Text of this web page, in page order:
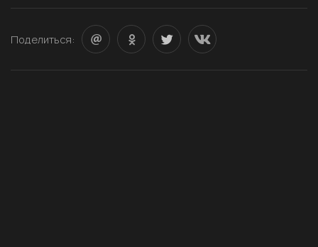
Поделиться: